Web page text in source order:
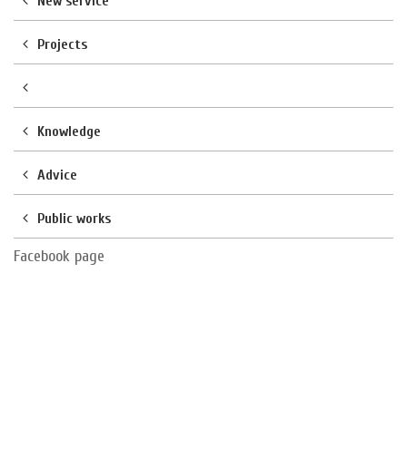
Projects
Knowledge
Advice
Public works
Facebook page